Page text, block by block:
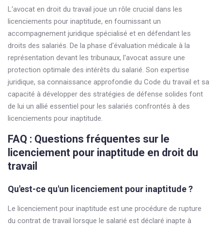
L'avocat en droit du travail joue un rôle crucial dans les
licenciements pour inaptitude, en fournissant un
accompagnement juridique spécialisé et en défendant les
droits des salariés. De la phase d'évaluation médicale à la
représentation devant les tribunaux, l'avocat assure une
protection optimale des intérêts du salarié. Son expertise
juridique, sa connaissance approfondie du Code du travail et sa
capacité à développer des stratégies de défense solides font
de lui un allié essentiel pour les salariés confrontés à des
licenciements pour inaptitude.
FAQ : Questions fréquentes sur le
licenciement pour inaptitude en droit du
travail
Qu'est-ce qu'un licenciement pour inaptitude ?
Le licenciement pour inaptitude est une procédure de rupture
du contrat de travail lorsque le salarié est déclaré inapte à